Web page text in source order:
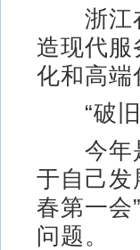
浙江在
造现代服
化和高端
“破旧”
今年是
于自己发
春第一会
问题。